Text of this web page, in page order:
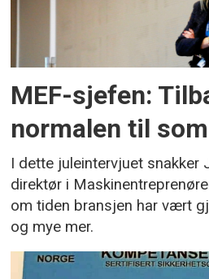
MEF-sjefen:
normalen til
I dette juleintervjuet snakker
direktør i
om tiden bransjen har vært
og mye mer.